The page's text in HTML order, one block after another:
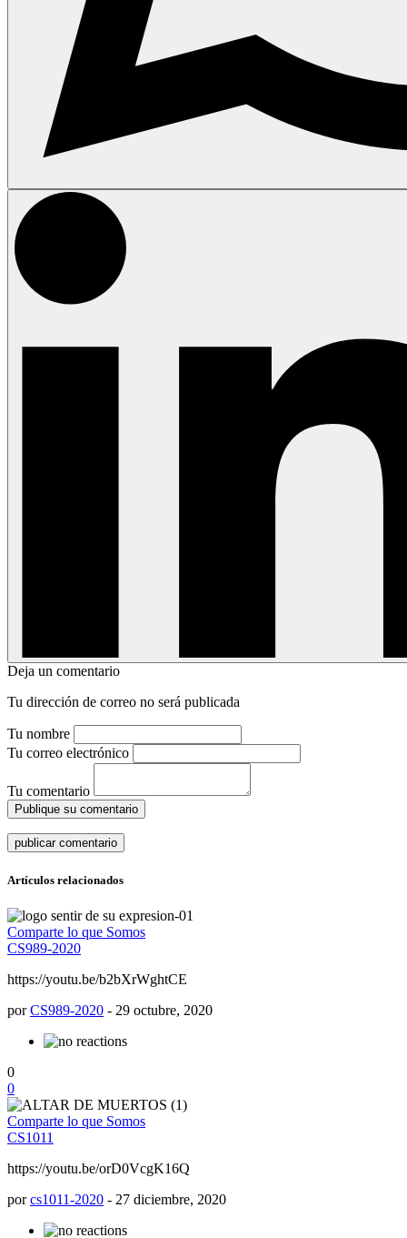
Deja un comentario
Tu dirección de correo no será publicada
Tu nombre
Tu correo electrónico
Tu comentario
Publique su comentario
Artículos relacionados
Comparte lo que Somos
CS989-2020
https://youtu.be/b2bXrWghtCE
porCS989-2020 - 29 octubre, 2020
0
0
Comparte lo que Somos
CS1011
https://youtu.be/orD0VcgK16Q
porcs1011-2020 - 27 diciembre, 2020